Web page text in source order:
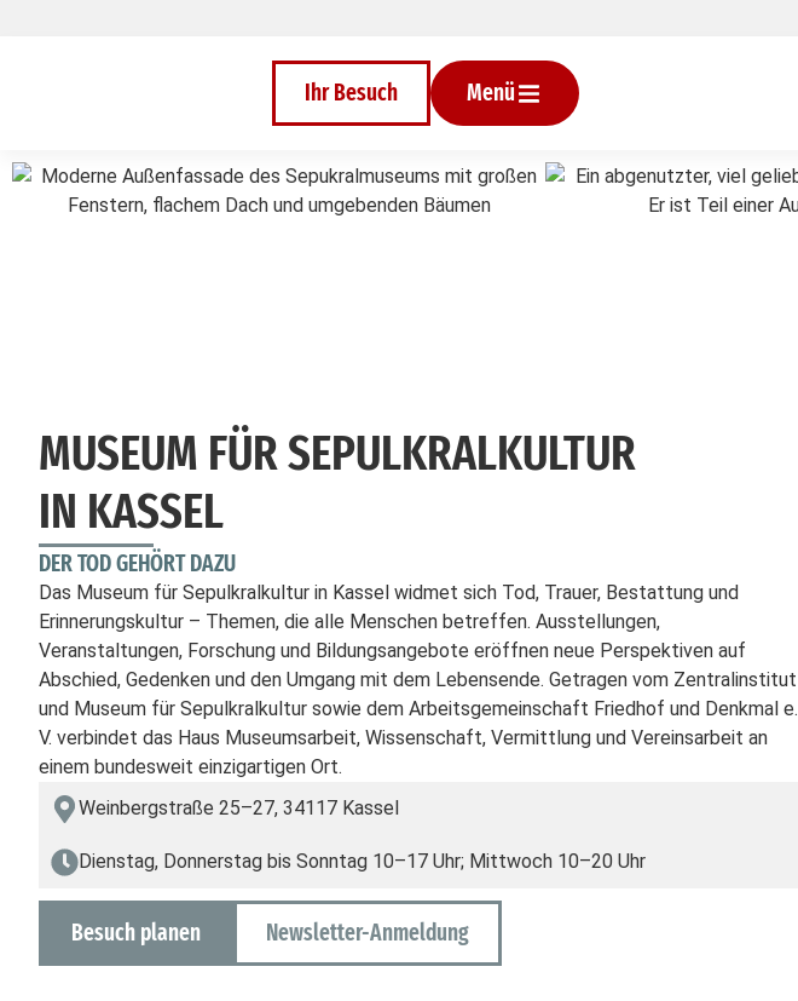
Ihr Besuch Menü
MUSEUM FÜR SEPULKRALKULTUR
IN KASSEL
DER TOD GEHÖRT DAZU
Das Museum für Sepulkralkultur in Kassel widmet sich Tod, Trauer, Bestattung und
Erinnerungskultur – Themen, die alle Menschen betreffen. Ausstellungen,
Veranstaltungen, Forschung und Bildungsangebote eröffnen neue Perspektiven auf
Abschied, Gedenken und den Umgang mit dem Lebensende. Getragen vom Zentralinstitut
und Museum für Sepulkralkultur sowie dem Arbeitsgemeinschaft Friedhof und Denkmal e.
V. verbindet das Haus Museumsarbeit, Wissenschaft, Vermittlung und Vereinsarbeit an
einem bundesweit einzigartigen Ort.
Weinbergstraße 25–27, 34117 Kassel
Dienstag, Donnerstag bis Sonntag 10–17 Uhr; Mittwoch 10–20 Uhr
Besuch planen Newsletter-Anmeldung